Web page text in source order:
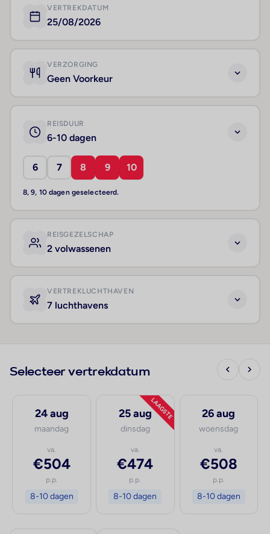
VERTREKDATUM
25/08/2026
VERZORGING
Geen Voorkeur
REISDUUR
6-10 dagen
6 7 8 9 10
8, 9, 10 dagen geselecteerd.
REISGEZELSCHAP
2 volwassenen
VERTREKLUCHTHAVEN
7 luchthavens
Selecteer vertrekdatum
24 aug
maandag
va.
€504
p.p.
8-10 dagen
LAAGSTE
25 aug
dinsdag
va.
€474
p.p.
8-10 dagen
26 aug
woensdag
va.
€508
p.p.
8-10 dagen